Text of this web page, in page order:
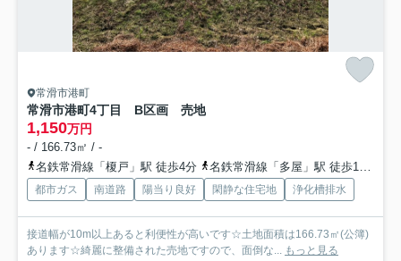
常滑市港町
常滑市港町4丁目 B区画 売地
1,150万円
- / 166.73㎡ / -
名鉄常滑線「榎戸」駅 徒歩4分
名鉄常滑線「多屋」駅 徒歩15分
都市ガス 南道路 陽当り良好 閑静な住宅地 浄化槽排水
接道幅が10m以上あると利便性が高いです☆土地面積は166.73㎡(公簿)
あります☆綺麗に整備された売地ですので、面倒な... もっと見る